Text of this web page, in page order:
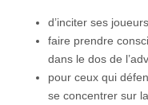
d’inciter ses
faire prendre
dans le dos de
pour ceux qui
se concentrer sur